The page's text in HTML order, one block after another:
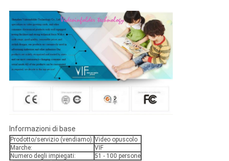
Informazioni di base
Prodotto/servizio (vendiamo): Video opuscolo
Marche:
VIF
Numero degli impiegati:
51 - 100 persone